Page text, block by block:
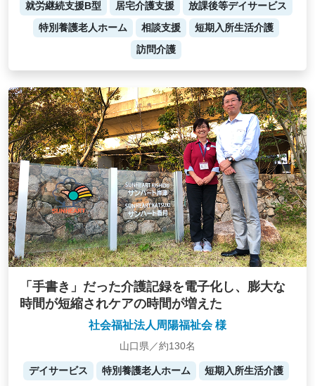
就労継続支援B型 居宅介護支援
放課後等デイサービス
特別養護老人ホーム
相談支援
短期入所生活介護
訪問介護
「手書き」だった介護記録を電子化し、膨大な
時間が短縮されケアの時間が増えた
社会福祉法人周陽福祉会 様
山口県／約130名
デイサービス 特別養護老人ホーム 短期入所生活介護